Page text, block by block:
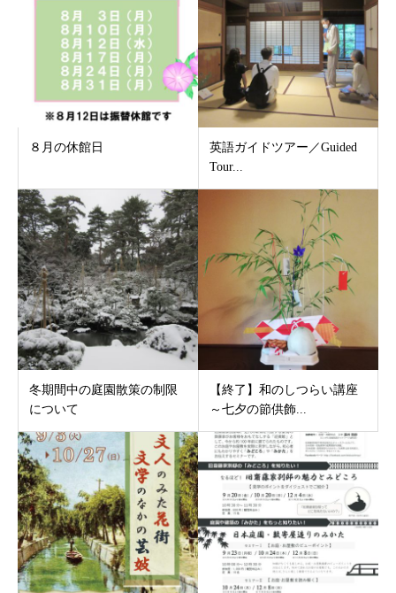
８月の休館日
英語ガイドツアー／Guided
Tour...
冬期間中の庭園散策の制限
について
【終了】和のしつらい講座
～七夕の節供飾...